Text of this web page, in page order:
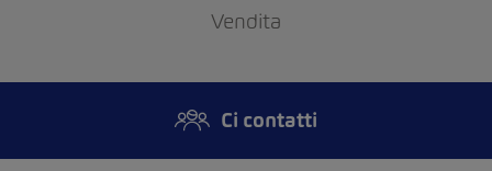
Vendita
Ci contatti